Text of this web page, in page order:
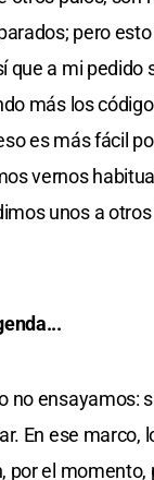
pero
que a mi pedido
más los
es más fácil
vernos
unos a
no ensayamos:
En ese marco,
por el